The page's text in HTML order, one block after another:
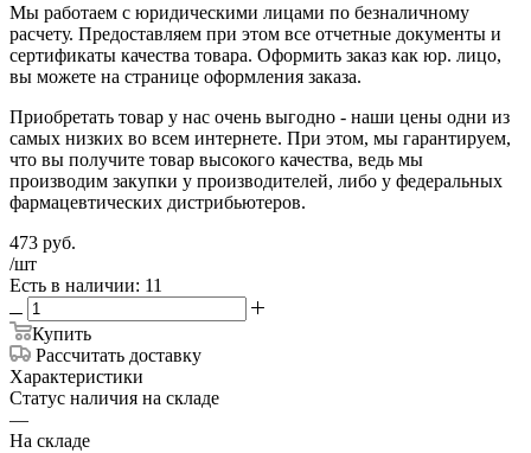
Мы работаем с юридическими лицами по безналичному
расчету. Предоставляем при этом все отчетные документы и
сертификаты качества товара. Оформить заказ как юр. лицо,
вы можете на странице оформления заказа.
Приобретать товар у нас очень выгодно - наши цены одни из
самых низких во всем интернете. При этом, мы гарантируем,
что вы получите товар высокого качества, ведь мы
производим закупки у производителей, либо у федеральных
фармацевтических дистрибьютеров.
473 руб.
/шт
Есть в наличии: 11
Купить
Рассчитать доставку
Характеристики
Статус наличия на складе
—
На складе